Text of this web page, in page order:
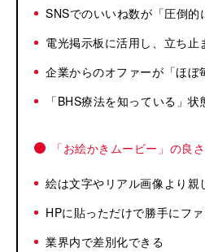
SNSでのいいね数が「圧倒的
電光掲示板に活用し、立ち止
企業からのオファーが「ほぼ
「BHS療法を知っている」
「お絵かきムービー」の良さ
絵は文字やリアル画像より親
HPに貼っただけで勝手にフ
業界内で差別化できる